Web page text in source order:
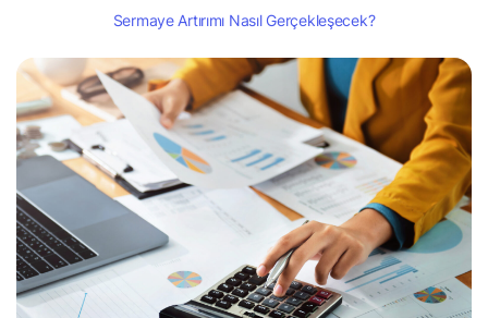
Sermaye Artırımı Nasıl Gerçekleşecek?